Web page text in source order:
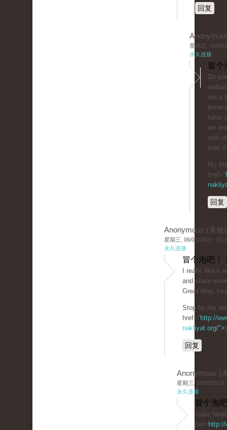
回复
星期四, 06/06/
永久连接
冒个
Do
am a
know
have
we
with
mail
My
href="
回复
Anonymous (未验
星期三, 06/05/2019 -
永久连接
冒个泡吧！
I really like it
and share
Great blog,
Stop by my
href=" http://
nakliyat.org/">
回复
Anonymous (
星期三, 06/05/2019
永久连接
冒个泡
cialis
[url=